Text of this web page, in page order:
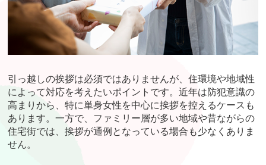
引っ越しの挨拶は必須ではありませんが、住環境や地域性
によって対応を考えたいポイントです。近年は防犯意識の
高まりから、特に単身女性を中心に挨拶を控えるケースも
あります。一方で、ファミリー層が多い地域や昔ながらの
住宅街では、挨拶が通例となっている場合も少なくありま
せん。